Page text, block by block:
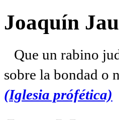
Joaquín
Que un rabino
sobre la bondad o
(Iglesia prófética)